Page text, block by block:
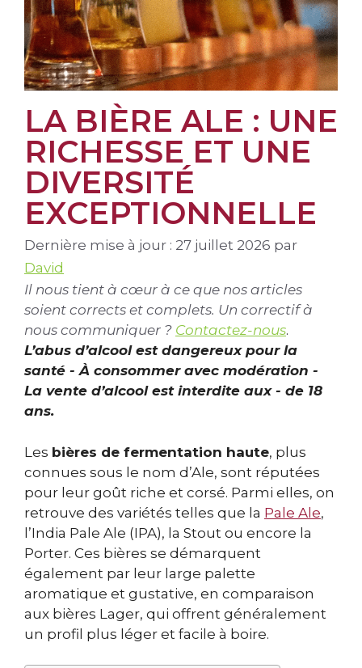
LA BIÈRE ALE : UNE
RICHESSE ET UNE
DIVERSITÉ
EXCEPTIONNELLE
Dernière mise à jour : 27 juillet 2026 par
David
Il nous tient à cœur à ce que nos articles
soient corrects et complets. Un correctif à
nous communiquer ? Contactez-nous.
L’abus d’alcool est dangereux pour la
santé - À consommer avec modération -
La vente d’alcool est interdite aux - de 18
ans.
Les bières de fermentation haute, plus
connues sous le nom d’Ale, sont réputées
pour leur goût riche et corsé. Parmi elles, on
retrouve des variétés telles que la Pale Ale,
l’India Pale Ale (IPA), la Stout ou encore la
Porter. Ces bières se démarquent
également par leur large palette
aromatique et gustative, en comparaison
aux bières Lager, qui offrent généralement
un profil plus léger et facile à boire.